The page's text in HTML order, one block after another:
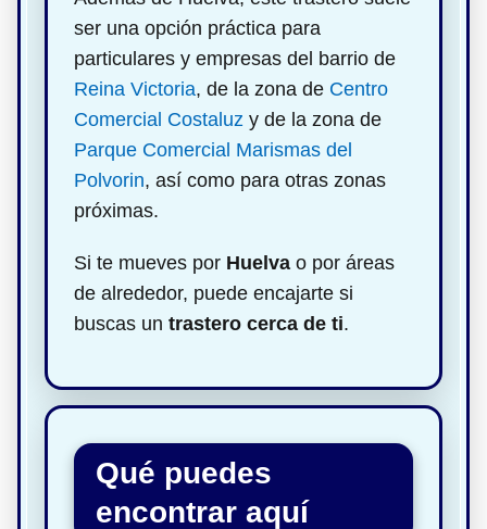
ser una opción práctica para
particulares y empresas del barrio de
Reina Victoria, de la zona de Centro
Comercial Costaluz y de la zona de
Parque Comercial Marismas del
Polvorin, así como para otras zonas
próximas.
Si te mueves por Huelva o por áreas
de alrededor, puede encajarte si
buscas un trastero cerca de ti.
Qué puedes
encontrar aquí